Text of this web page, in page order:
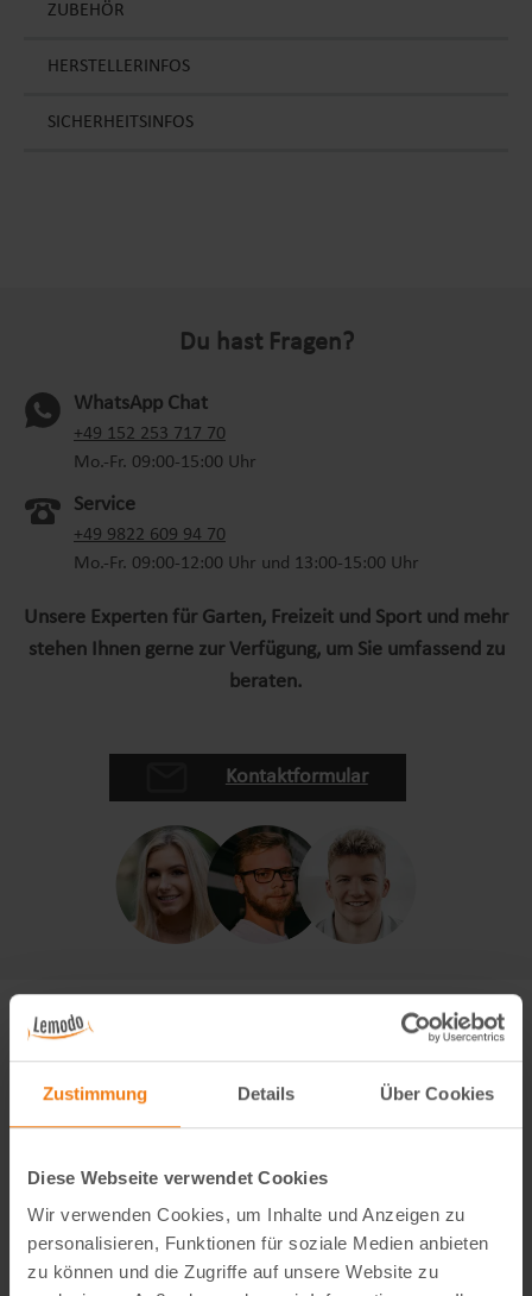
Zustimmung Details Über Cookies
Diese Webseite verwendet Cookies
Wir verwenden Cookies, um Inhalte und Anzeigen zu
personalisieren, Funktionen für soziale Medien anbieten
zu können und die Zugriffe auf unsere Website zu
ZUBEHÖR
HERSTELLERINFOS
SICHERHEITSINFOS
Du hast Fragen?
WhatsApp Chat
+49 152 253 717 70
Mo.-Fr. 09:00-15:00 Uhr
Service
+49 9822 609 94 70
Mo.-Fr. 09:00-12:00 Uhr und 13:00-15:00 Uhr
Unsere Experten für Garten, Freizeit und Sport und mehr
stehen Ihnen gerne zur Verfügung, um Sie umfassend zu
beraten.
Kontaktformular